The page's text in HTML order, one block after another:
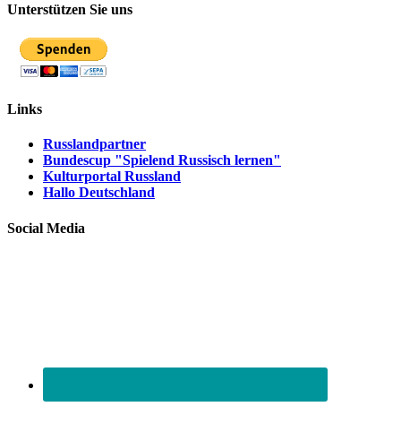
Unterstützen Sie uns
Links
Russlandpartner
Bundescup "Spielend Russisch lernen"
Kulturportal Russland
Hallo Deutschland
Social Media